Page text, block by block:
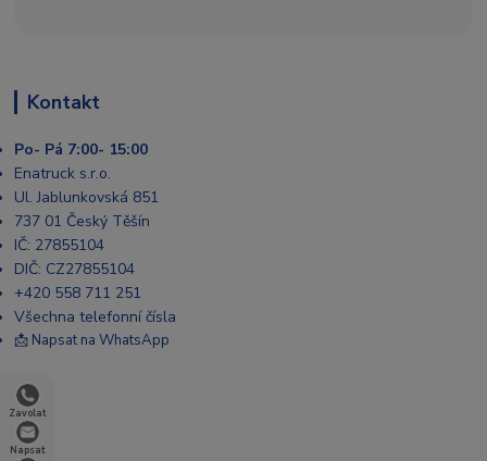
Zavolat
Napsat
Kontakt
Po- Pá 7:00- 15:00
Enatruck s.r.o.
Ul. Jablunkovská 851
737 01 Český Těšín
IČ: 27855104
DIČ: CZ27855104
+420 558 711 251
Všechna telefonní čísla
📩 Napsat na WhatsApp